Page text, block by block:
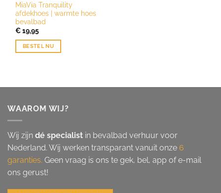
MiaVia Tranquility
afdekhoes | warmte hoes
bevalbad
€19,95
BESTEL NU
WAAROM WIJ?
Wij zijn dé specialist in bevalbad verhuur voor
Nederland. Wij werken transparant vanuit onze 6
garanties. Geen vraag is ons te gek, bel, app of e-mail
ons gerust!